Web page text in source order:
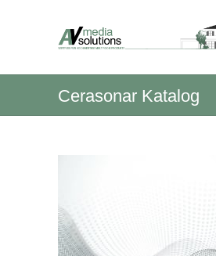
Cerasonar Katalog